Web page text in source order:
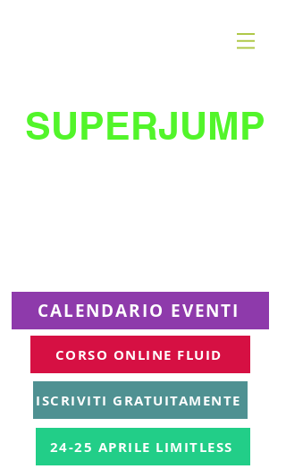
SUPERJUMP
CALENDARIO EVENTI
CORSO ONLINE FLUID
ISCRIVITI GRATUITAMENTE
24-25 APRILE LIMITLESS